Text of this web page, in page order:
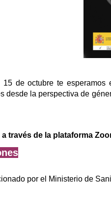
15 de octubre te
desde la perspectiva de
a través de la plataforma
por el Ministerio de